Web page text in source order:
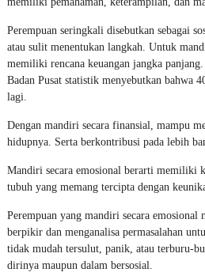
Perempuan seringkali disebutkan sebagai
atau sulit menentukan langkah. Untuk
memiliki rencana keuangan jangka
Badan Pusat statistik menyebutkan bahwa
lagi.
Dengan mandiri secara finansial, mampu
hidupnya. Serta berkontribusi pada lebih
Mandiri secara emosional berarti memiliki
tubuh yang memang tercipta dengan
Perempuan yang mandiri secara
berpikir dan menganalisa permasalahan
tidak mudah tersulut, panik, atau terburu-
dirinya maupun dalam bersosial.